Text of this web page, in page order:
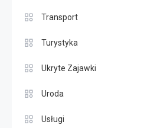
Transport
Turystyka
Ukryte Zajawki
Uroda
Usługi